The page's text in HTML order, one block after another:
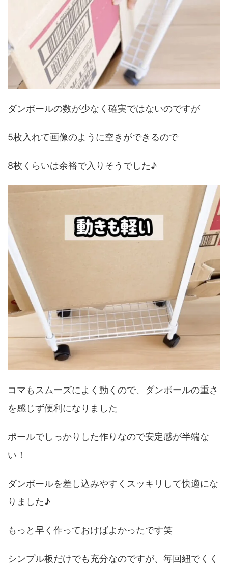
ダンボールの数が少なく確実ではないのですが
5枚入れて画像のように空きができるので
8枚くらいは余裕で入りそうでした♪
コマもスムーズによく動くので、ダンボールの重さ
を感じず便利になりました
ポールでしっかりした作りなので安定感が半端な
い！
ダンボールを差し込みやすくスッキリして快適にな
りました♪
もっと早く作っておけばよかったです笑
シンプル板だけでも充分なのですが、毎回紐でくく